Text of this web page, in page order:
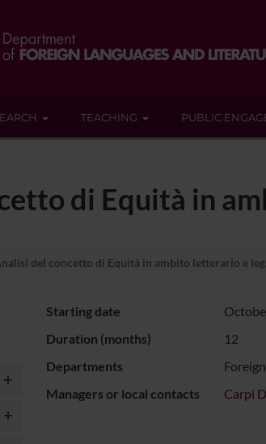
TEACHING PUBLIC
di Equità in
del concetto di Equità in ambito letterario e
Starting date
Duration (months)
12
Departments
Managers or local contacts
Carpi